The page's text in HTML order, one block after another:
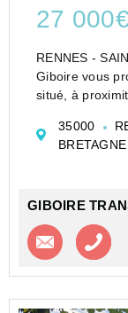
27 000€
RENNES -
Giboire vous
situé, à
Au rez-de-
et sécurisée,
35000
BRETAGNE
GIBOIRE